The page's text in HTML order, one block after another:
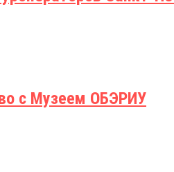
с Музеем ОБЭРИУ